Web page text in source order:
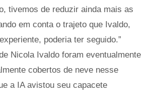
tivemos de reduzir ainda mais as
em conta o trajeto que Ivaldo,
poderia ter seguido.”
Nicola Ivaldo foram eventualmente
cobertos de neve nesse
a IA avistou seu capacete